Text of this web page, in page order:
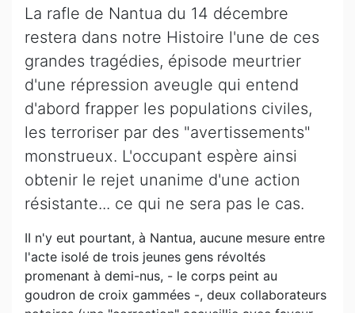
La rafle de Nantua du 14 décembre
restera dans notre Histoire l'une de ces
grandes tragédies, épisode meurtrier
d'une répression aveugle qui entend
d'abord frapper les populations civiles,
les terroriser par des "avertissements"
monstrueux. L'occupant espère ainsi
obtenir le rejet unanime d'une action
résistante... ce qui ne sera pas le cas.
II n'y eut pourtant, à Nantua, aucune mesure entre
l'acte isolé de trois jeunes gens révoltés
promenant à demi-nus, - le corps peint au
goudron de croix gammées -, deux collaborateurs